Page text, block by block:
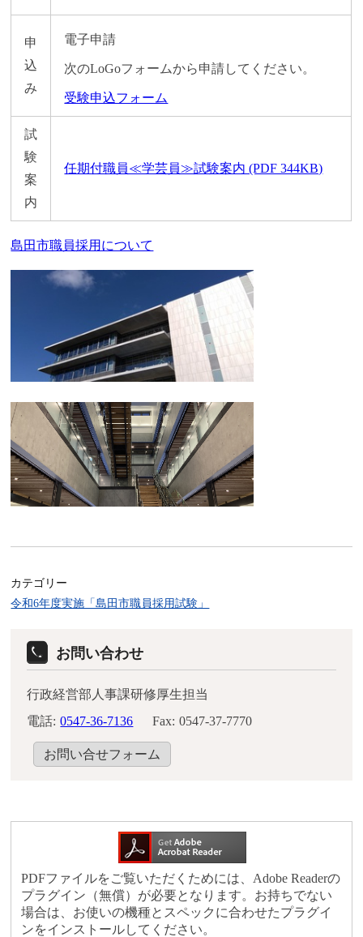
申
込
み
電子申請
次のLoGoフォームから申請してください。
受験申込フォーム
試
験
案
内
任期付職員≪学芸員≫試験案内 (PDF 344KB)
島田市職員採用について
カテゴリー
令和6年度実施「島田市職員採用試験」
お問い合わせ
行政経営部人事課研修厚生担当
電話: 0547-36-7136 Fax: 0547-37-7770
お問い合せフォーム
PDFファイルをご覧いただくためには、Adobe Readerの
プラグイン（無償）が必要となります。お持ちでない
場合は、お使いの機種とスペックに合わせたプラグイ
ンをインストールしてください。